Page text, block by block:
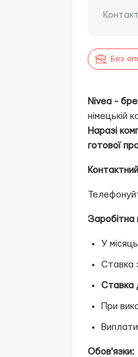
Без
Nivea -
німецькій
Наразі
готової
Заробітна
У місяць
Ставка
Ставка
При
Обов'язки: